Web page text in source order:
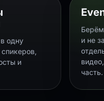
одну
и
Берём
и не
часть.